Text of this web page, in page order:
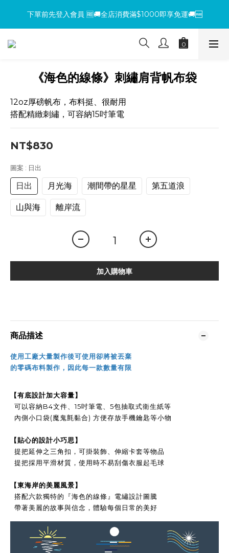
下單前先登入會員 🆓🚚全店消費滿$1000即享免運🚚🆓
下單前先登入會員 🆓🚚全店消費滿$1000即享免運🚚🆓
【環保杯套優惠】指定系列任選 2 件 即減 NT$200 ，買越多省越
【買包送氈】購買小方包、mini包系列，即贈魔鬼氈（隨機款式）
下單前先登入會員 🆓🚚全店消費滿$1000即享免運🚚🆓
《海色的線條》刺繡肩背帆布袋
12oz厚磅帆布，布料挺、很耐用
搭配精緻刺繡，可容納15吋筆電
NT$830
圖案 : 日出
日出 月光海 潮間帶的星星 第五道浪
山與海 離岸流
加入購物車
商品描述
使用工廠大量製作後可使用卻將被丟棄
的零碼布料製作，因此每一款數量有限
【有底設計加大容量】
可以容納B4文件、15吋筆電、 5包抽取式衛生紙等
內側小口袋(魔鬼氈黏合) 方便存放手機鑰匙等小物
【貼心的設計小巧思】
提把延伸之三角扣，可掛裝飾、伸縮卡套等物品
提把採用平滑材質，使用時不易刮傷衣服起毛球
【東海岸的美麗風景】
搭配六款獨特的『海色的線條』電繡設計圖騰
帶著美麗的故事與信念，體驗每個日常的美好